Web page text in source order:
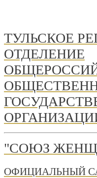
ТУЛЬСКОЕ
ОТДЕЛЕНИЕ
"СОЮЗ
ОФИЦИАЛЬНЫЙ